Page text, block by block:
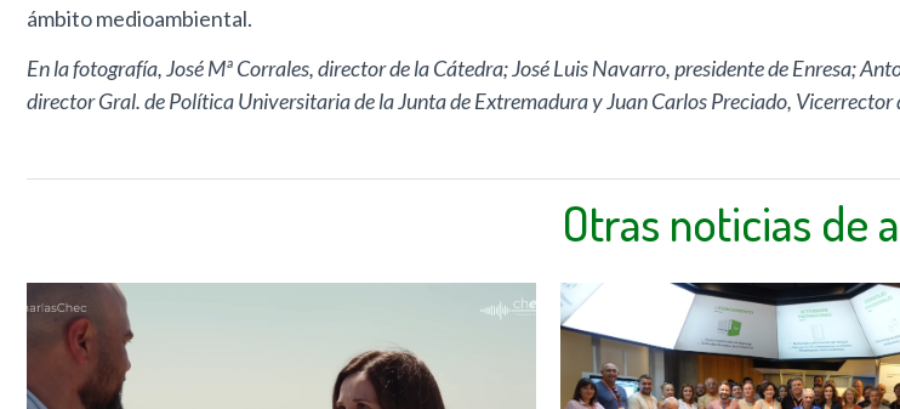
ámbito medioambiental.
En la fotografía, José Mª Corrales, director de la Cátedra; José Luis Navarro, presidente de Enresa;
director Gral. de Política Universitaria de la Junta de Extremadura y Juan Carlos Preciado,
Otras noticias de